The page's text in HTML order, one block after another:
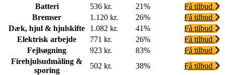
Batteri
536 kr. 21%
Få tilbud
Bremser
1.120 kr. 26%
Få tilbud
Dæk, hjul & hjulskifte
1.082 kr. 41%
Få tilbud
Elektrisk arbejde
771 kr. 26%
Få tilbud
Fejlsøgning
923 kr. 83%
Få tilbud
Firehjulsudmåling &
sporing
502 kr. 38%
Få tilbud